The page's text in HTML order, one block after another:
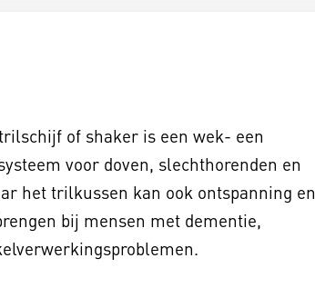
of shaker is een wek- een
voor doven, slechthorenden en
het trilkussen kan ook ontspanning en
bij mensen met dementie,